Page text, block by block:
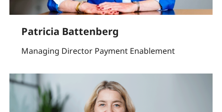
Patricia Battenberg
Managing Director Payment Enablement